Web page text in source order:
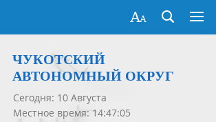
ЧУКОТСКИЙ
АВТОНОМНЫЙ ОКРУГ
Сегодня: 10 Августа
Местное время: 14:47:06